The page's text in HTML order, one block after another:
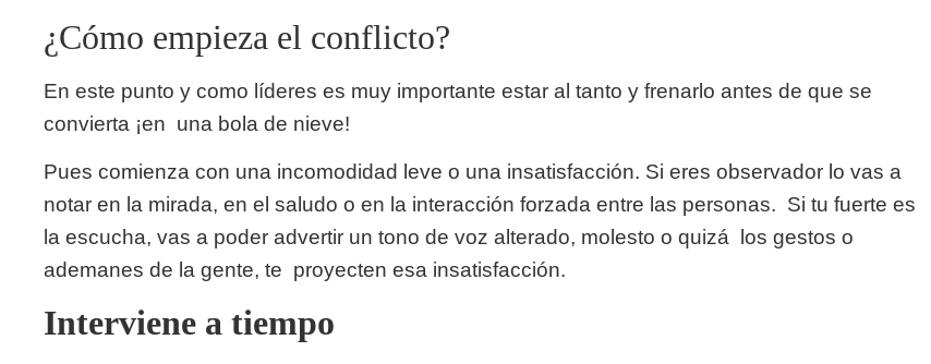
¿Cómo empieza el conflicto?
En este punto y como líderes es muy importante estar al tanto y frenarlo antes de que se
convierta ¡en una bola de nieve!
Pues comienza con una incomodidad leve o una insatisfacción. Si eres observador lo vas a
notar en la mirada, en el saludo o en la interacción forzada entre las personas. Si tu fuerte es
la escucha, vas a poder advertir un tono de voz alterado, molesto o quizá los gestos o
ademanes de la gente, te proyecten esa insatisfacción.
Interviene a tiempo